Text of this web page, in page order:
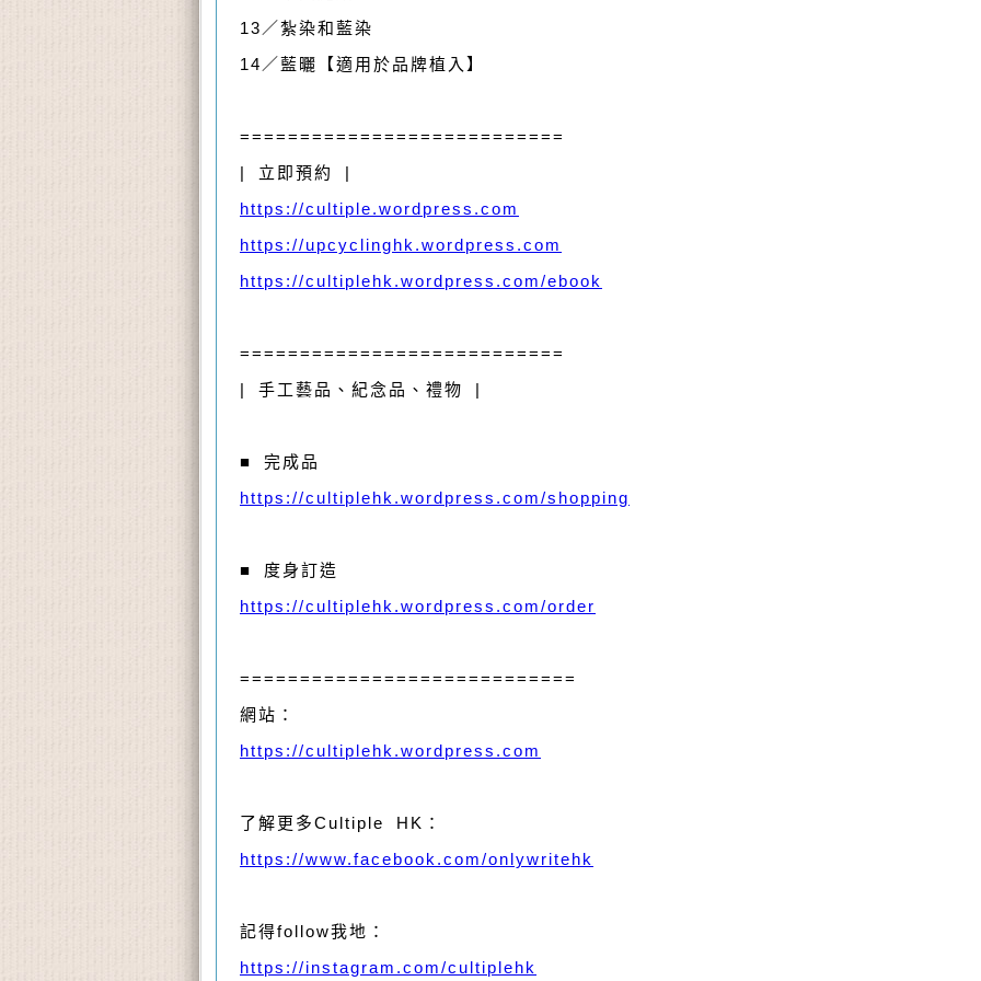
13／紮染和藍染
14／藍曬【適用於品牌植入】
===========================
| 立即預約 |
https://cultiple.wordpress.com
https://upcyclinghk.wordpress.com
https://cultiplehk.wordpress.com/ebook
===========================
| 手工藝品、紀念品、禮物 |
■ 完成品
https://cultiplehk.wordpress.com/shopping
■ 度身訂造
https://cultiplehk.wordpress.com/order
============================
網站：
https://cultiplehk.wordpress.com
了解更多Cultiple HK：
https://www.facebook.com/onlywritehk
記得follow我地：
https://instagram.com/cultiplehk